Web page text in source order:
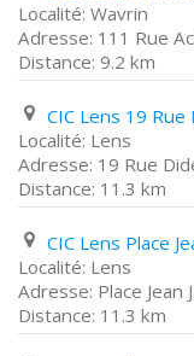
Wavrin
111 Rue
9.2 km
CIC Lens 19
Lens
19 Rue
11.3 km
CIC Lens Place
Lens
Place Jean
11.3 km